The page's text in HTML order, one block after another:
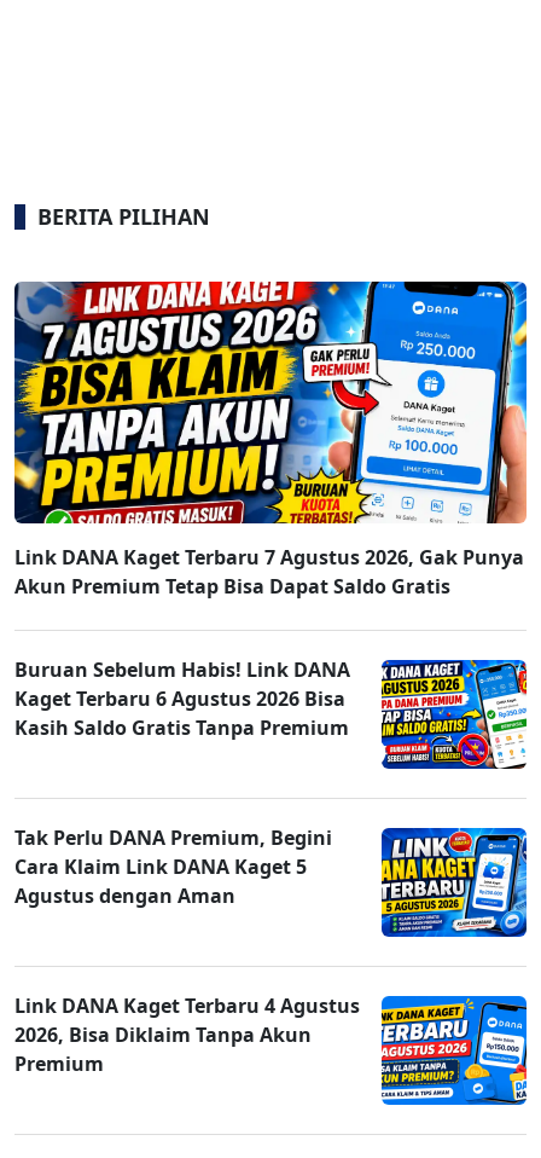
BERITA PILIHAN
Link DANA Kaget Terbaru 7 Agustus 2026, Gak Punya
Akun Premium Tetap Bisa Dapat Saldo Gratis
Buruan Sebelum Habis! Link DANA
Kaget Terbaru 6 Agustus 2026 Bisa
Kasih Saldo Gratis Tanpa Premium
Tak Perlu DANA Premium, Begini
Cara Klaim Link DANA Kaget 5
Agustus dengan Aman
Link DANA Kaget Terbaru 4 Agustus
2026, Bisa Diklaim Tanpa Akun
Premium